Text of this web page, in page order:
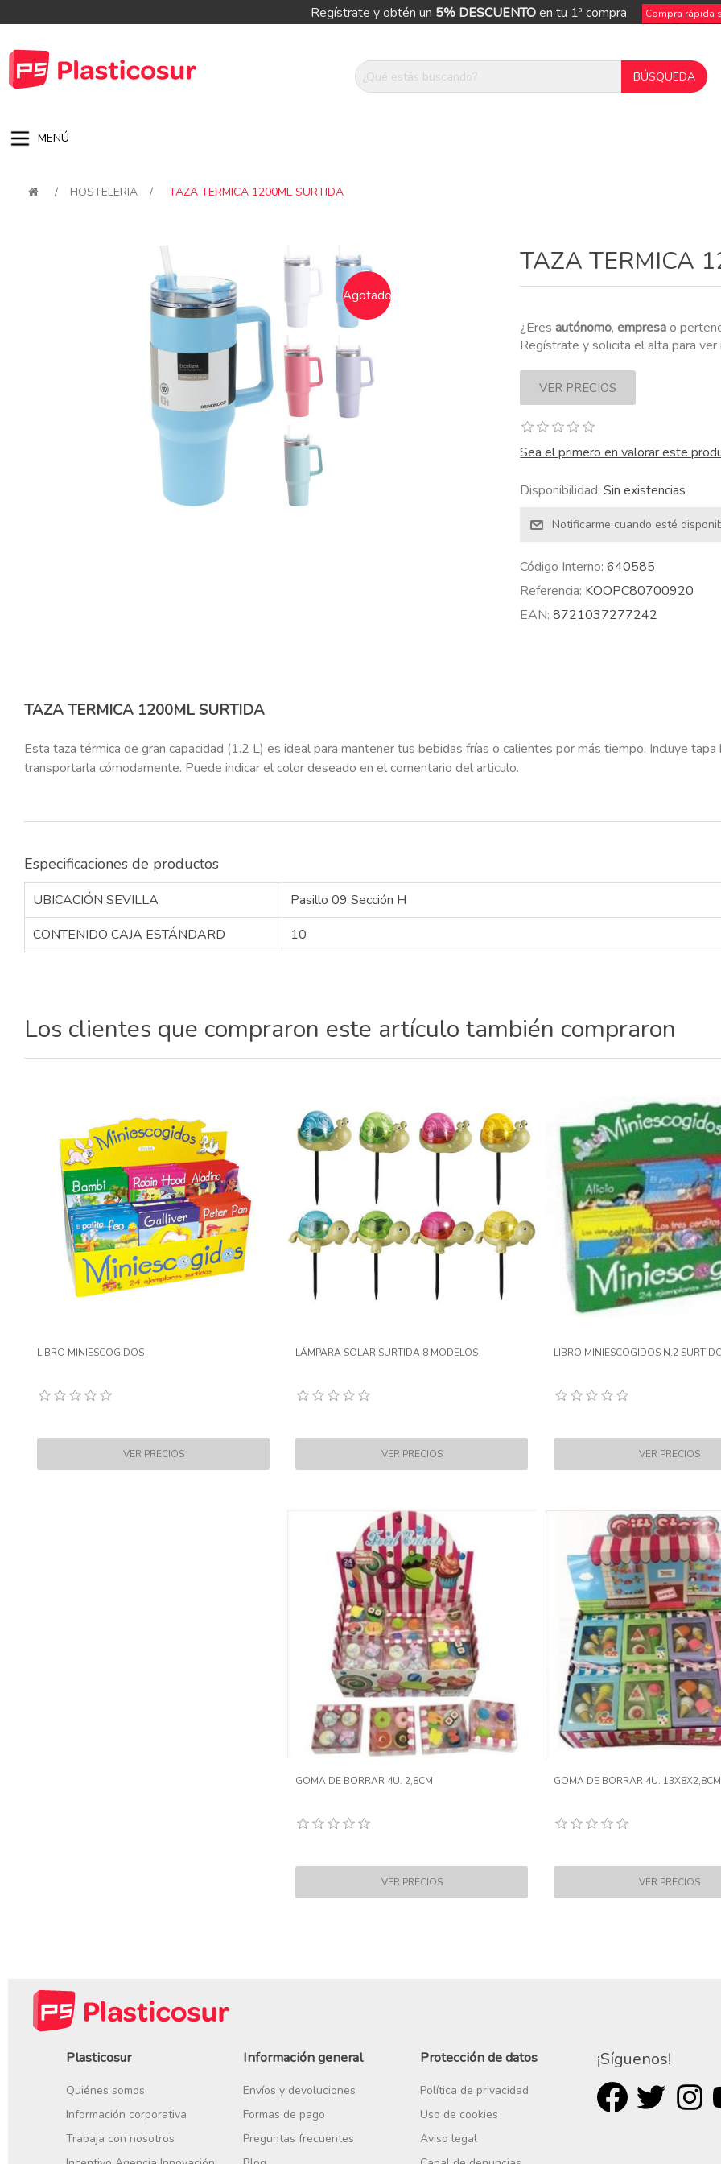
Regístrate y obtén un 5% DESCUENTOen tu 1ª compra Compra rápida
MENÚ
/ HOSTELERIA / TAZA TERMICA 1200ML SURTIDA
Agotado
TAZA TERMICA
¿Eresautónomo,empresao
Regístrate y solicita el alta para
Sea el primero en valorar este
Disponibilidad: Sin existencias
Código Interno: 640585
Referencia: KOOPC80700920
EAN: 8721037277242
TAZA TERMICA 1200ML SURTIDA
Esta taza térmica de gran capacidad (1.2 L) es ideal para mantener tus bebidas frías o calientes por más tiempo. Incluye
transportarla cómodamente. Puede indicar el color deseado en el comentario del articulo.
Especificaciones de productos
UBICACIÓN SEVILLA
Pasillo 09 Sección H
CONTENIDO CAJA ESTÁNDARD
10
Los clientes que compraron este artículo también compraron
LIBRO MINIESCOGIDOS LÁMPARA SOLAR SURTIDA 8 MODELOS LIBRO MINIESCOGIDOS N.2
GOMA DE BORRAR 4U. 2,8CM GOMA DE BORRAR 4U. 13X8X2,8CM
Plasticosur
Quiénes somos
Información corporativa
Trabaja con nosotros
Información general
Envíos y devoluciones
Formas de pago
Preguntas frecuentes
Protección de datos
Política de privacidad
Uso de cookies
Aviso legal
¡Síguenos!